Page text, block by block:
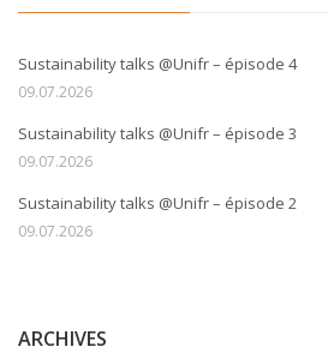
Sustainability talks @Unifr – épisode 4
09.07.2026
Sustainability talks @Unifr – épisode 3
09.07.2026
Sustainability talks @Unifr – épisode 2
09.07.2026
ARCHIVES